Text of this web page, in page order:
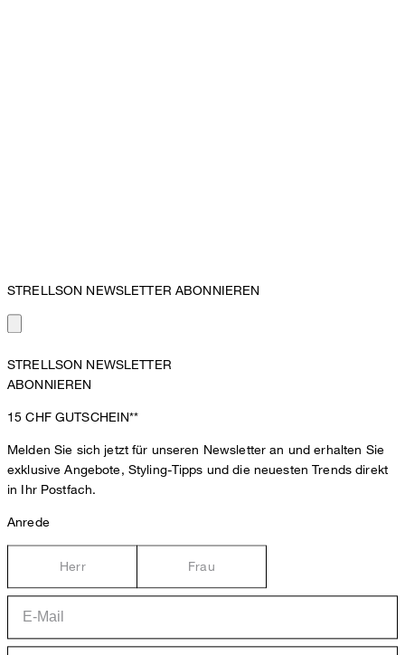
STRELLSON NEWSLETTER ABONNIEREN
STRELLSON NEWSLETTER
ABONNIEREN
15 CHFGUTSCHEIN**
Melden Sie sich jetzt für unseren Newsletter an und erhalten Sie
exklusive Angebote, Styling-Tipps und die neuesten Trends direkt
in Ihr Postfach.
Anrede
Herr Frau